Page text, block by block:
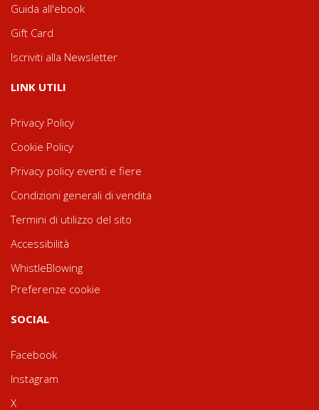
Guida all'ebook
Gift Card
Iscriviti alla Newsletter
LINK UTILI
Privacy Policy
Cookie Policy
Privacy policy eventi e fiere
Condizioni generali di vendita
Termini di utilizzo del sito
Accessibilità
WhistleBlowing
Preferenze cookie
SOCIAL
Facebook
Instagram
X